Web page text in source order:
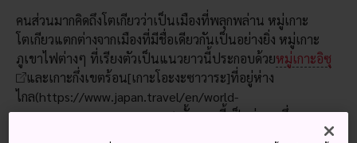
คนส่วนมากคิดถึงโตเกียวว่าเป็นเมืองที่พลุกพล่าน หมู่เกาะ
โตเกียวแตกต่างจากเมืองที่มีชื่อเดียวกันเป็นอย่างยิ่ง หมู่เกาะ
ภูเขาไฟต่างๆ ที่เรียงตัวเป็นแนวยาวนี้ประกอบด้วยหมู่เกาะอิซุ
และเกาะกึ่งเขตร้อน[เกาะโอะงะซาวาระ]ที่อยู่ห่าง
ไกล(https://www.japan.travel/en/world-
heritage/ogasawara-islands/) ทั้งหมดนี้เป็นส่วนหนึ่งของ